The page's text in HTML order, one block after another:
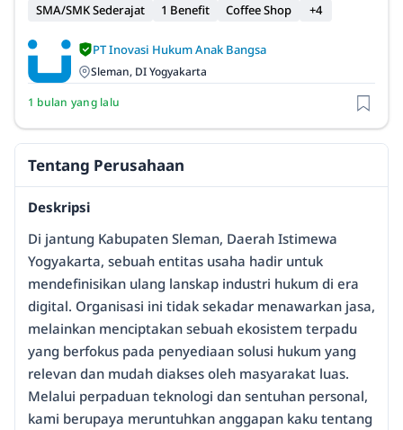
SMA/SMK Sederajat
1 Benefit Coffee Shop +4
PT Inovasi Hukum Anak Bangsa
Sleman, DI Yogyakarta
1 bulan yang lalu
Tentang Perusahaan
Deskripsi
Di jantung Kabupaten Sleman, Daerah Istimewa
Yogyakarta, sebuah entitas usaha hadir untuk
mendefinisikan ulang lanskap industri hukum di era
digital. Organisasi ini tidak sekadar menawarkan jasa,
melainkan menciptakan sebuah ekosistem terpadu
yang berfokus pada penyediaan solusi hukum yang
relevan dan mudah diakses oleh masyarakat luas.
Melalui perpaduan teknologi dan sentuhan personal,
kami berupaya meruntuhkan anggapan kaku tentang